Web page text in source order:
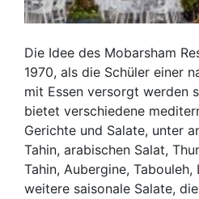
Die Idee des Mobarsham
1970, als die Schüler einer
mit Essen versorgt werden
bietet verschiedene
Gerichte und Salate, unter
Tahin, arabischen Salat,
Tahin, Aubergine, Tabouleh,
weitere saisonale Salate,